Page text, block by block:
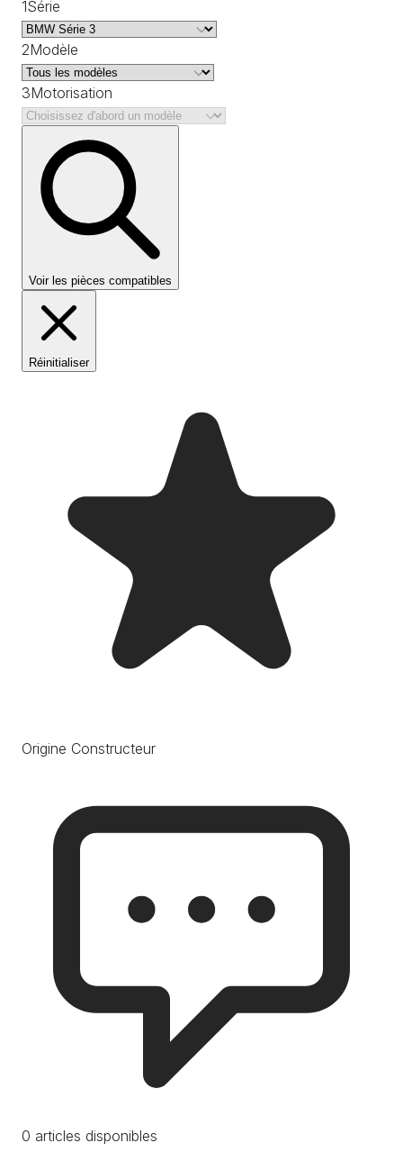
1Série
2Modèle
3Motorisation
Voir les pièces compatibles
Réinitialiser
Origine Constructeur
0 articles disponibles